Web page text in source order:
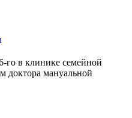
го в клинике семейной
доктора мануальной